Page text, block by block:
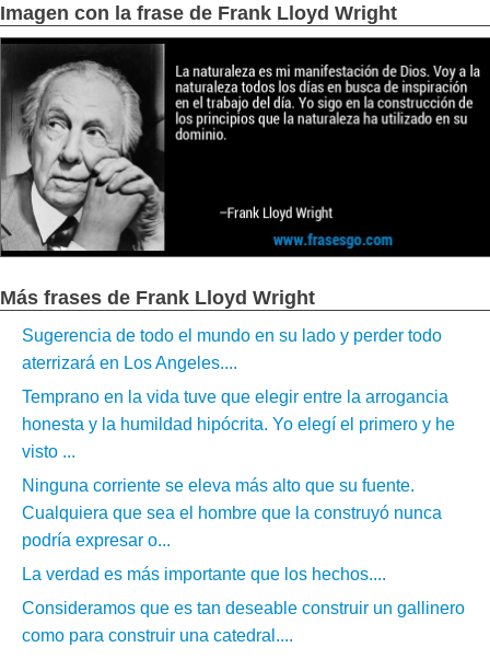
Imagen con la frase de Frank Lloyd Wright
Más frases de Frank Lloyd Wright
Sugerencia de todo el mundo en su lado y perder todo
aterrizará en Los Angeles....
Temprano en la vida tuve que elegir entre la arrogancia
honesta y la humildad hipócrita. Yo elegí el primero y he
visto ...
Ninguna corriente se eleva más alto que su fuente.
Cualquiera que sea el hombre que la construyó nunca
podría expresar o...
La verdad es más importante que los hechos....
Consideramos que es tan deseable construir un gallinero
como para construir una catedral....